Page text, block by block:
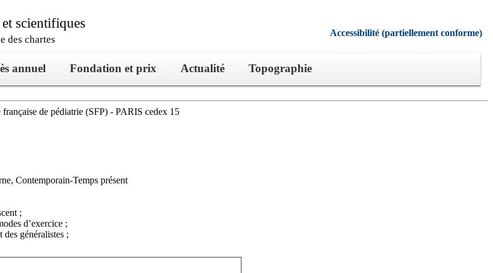
scientifiques
des chartes
Accessibilité (partiellement conforme)
annuel Fondation et prix Actualité Topographie
française de pédiatrie (SFP) - PARIS cedex 15
Contemporain-Temps présent
;
d’exercice ;
généralistes ;